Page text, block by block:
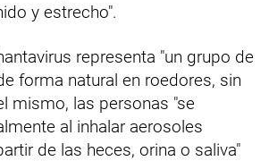
y estrecho".
representa "un grupo de
forma natural en roedores, sin
mismo, las personas "se
al inhalar aerosoles
de las heces, orina o saliva"